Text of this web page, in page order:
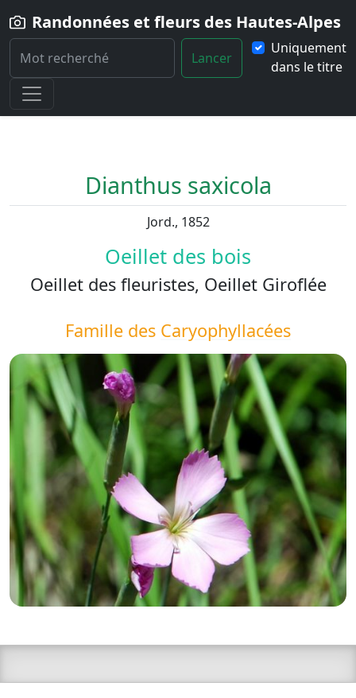
Randonnées et fleurs des Hautes-Alpes
Lancer
Uniquement
dans le titre
Home
Fleur Dianthus-saxicola
Dianthus saxicola
Jord., 1852
Oeillet des bois
Oeillet des fleuristes, Oeillet Giroflée
Famille des Caryophyllacées